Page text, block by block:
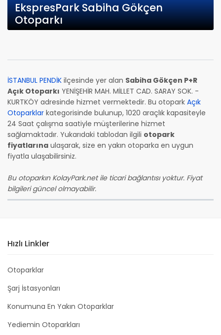
EkspresPark Sabiha Gökçen
Otoparkı
İSTANBUL PENDİK ilçesinde yer alan Sabiha Gökçen P+R
Açık Otoparkı YENİŞEHİR MAH. MİLLET CAD. SARAY SOK. -
KURTKÖY adresinde hizmet vermektedir. Bu otopark Açık
Otoparklar kategorisinde bulunup, 1020 araçlık kapasiteyle
24 Saat çalışma saatiyle müşterilerine hizmet
sağlamaktadır. Yukarıdaki tablodan ilgili otopark
fiyatlarına ulaşarak, size en yakın otoparka en uygun
fiyatla ulaşabilirsiniz.
Bu otoparkın KolayPark.net ile ticari bağlantısı yoktur. Fiyat
bilgileri güncel olmayabilir.
Hızlı Linkler
Otoparklar
Şarj İstasyonları
Konumuna En Yakın Otoparklar
Yediemin Otoparkları